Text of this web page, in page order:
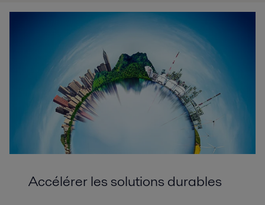
Accélérer les solutions durables